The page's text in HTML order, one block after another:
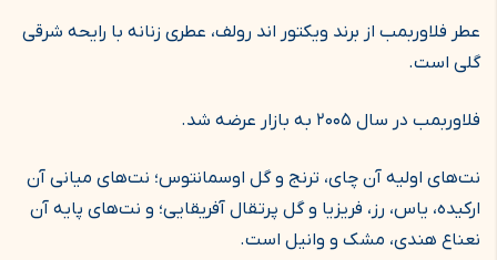
عطر فلاوربمب از برند ویکتور اند رولف، عطری زنانه با رایحه شرقی
گلی است.
فلاوربمب در سال ۲۰۰۵ به بازار عرضه شد.
نت‌های اولیه آن چای، ترنج و گل اوسمانتوس؛ نت‌های میانی آن
ارکیده، یاس، رز، فریزیا و گل پرتقال آفریقایی؛ و نت‌های پایه آن
نعناع هندی، مشک و وانیل است.